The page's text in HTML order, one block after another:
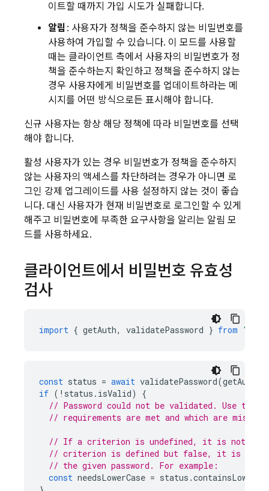
이트할 때까지 가입 시도가 실패합니다.
알림 : 사용자가 정책을 준수하지 않는 비밀번호를
사용하여 가입할 수 있습니다. 이 모드를 사용할
때는 클라이언트 측에서 사용자의 비밀번호가 정
책을 준수하는지 확인하고 정책을 준수하지 않는
경우 사용자에게 비밀번호를 업데이트하라는 메
시지를 어떤 방식으로든 표시해야 합니다.
신규 사용자는 항상 해당 정책에 따라 비밀번호를 선택
해야 합니다.
활성 사용자가 있는 경우 비밀번호가 정책을 준수하지
않는 사용자의 액세스를 차단하려는 경우가 아니면 로
그인 강제 업그레이드를 사용 설정하지 않는 것이 좋습
니다. 대신 사용자가 현재 비밀번호로 로그인할 수 있게
해주고 비밀번호에 부족한 요구사항을 알리는 알림 모
드를 사용하세요.
클라이언트에서 비밀번호 유효성
검사
import { getAuth, validatePassword } from
const status = await validatePassword(getAuth
if ( ! status . isValid)
{
// Password could not be validated. Use the
// requirements are met and which are
// If a criterion is undefined, it is not
// criterion is defined but false, it is
// the given password. For example:
const needsLowerCase = status .